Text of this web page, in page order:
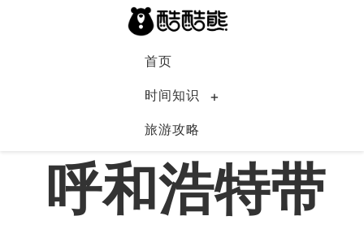
首页
时间知识
旅游攻略
中国
呼和浩特带